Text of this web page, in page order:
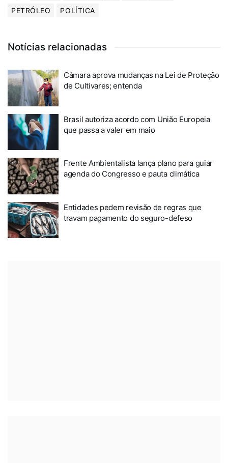
PETRÓLEO
POLÍTICA
Notícias relacionadas
Câmara aprova mudanças na Lei de Proteção
de Cultivares; entenda
Brasil autoriza acordo com União Europeia
que passa a valer em maio
Frente Ambientalista lança plano para guiar
agenda do Congresso e pauta climática
Entidades pedem revisão de regras que
travam pagamento do seguro-defeso